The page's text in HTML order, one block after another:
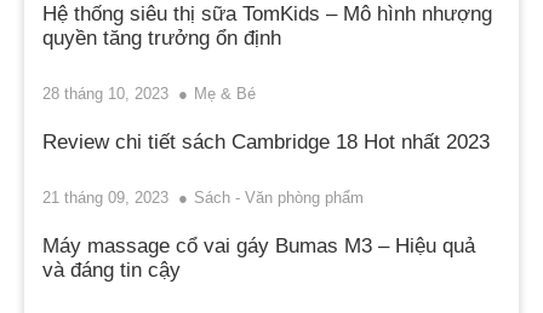
Hệ thống siêu thị sữa TomKids – Mô hình nhượng
quyền tăng trưởng ổn định
28 tháng 10, 2023 Mẹ & Bé
Review chi tiết sách Cambridge 18 Hot nhất 2023
21 tháng 09, 2023 Sách - Văn phòng phẩm
Máy massage cổ vai gáy Bumas M3 – Hiệu quả
và đáng tin cậy